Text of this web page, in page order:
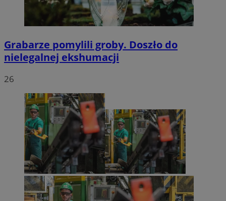
Grabarze pomylili groby. Doszło do
nielegalnej ekshumacji
26